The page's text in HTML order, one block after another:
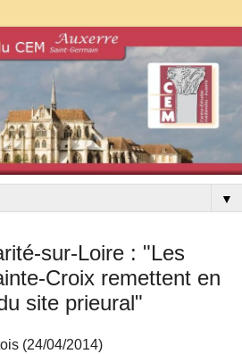
▼
sur-Loire : "Les
Croix remettent en
site prieural"
(24/04/2014)